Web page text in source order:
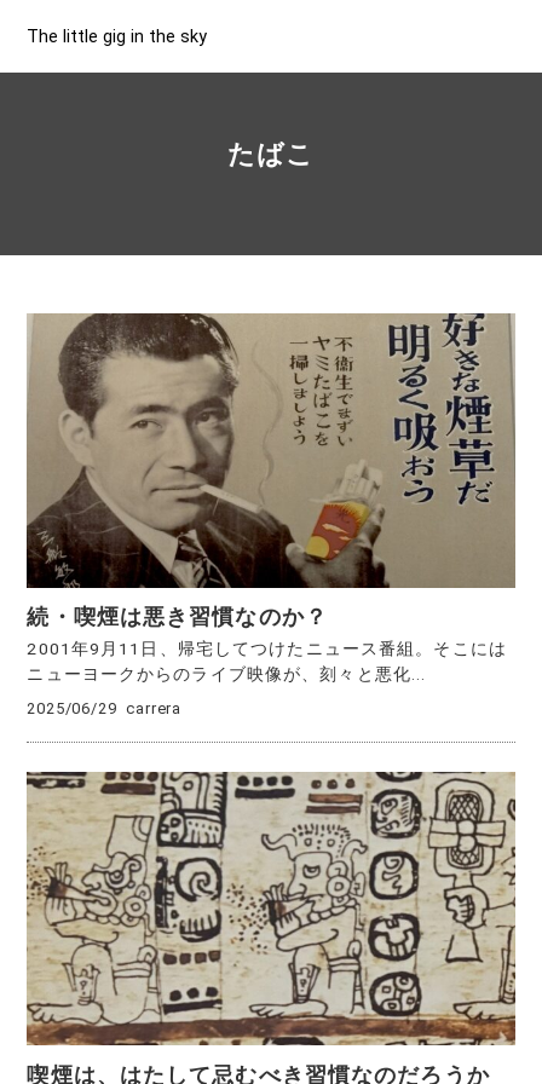
The little gig in the sky
たばこ
続・喫煙は悪き習慣なのか？
2001年9月11日、帰宅してつけたニュース番組。そこには
ニューヨークからのライブ映像が、刻々と悪化...
2025/06/29 carrera
喫煙は、はたして忌むべき習慣なのだろうか